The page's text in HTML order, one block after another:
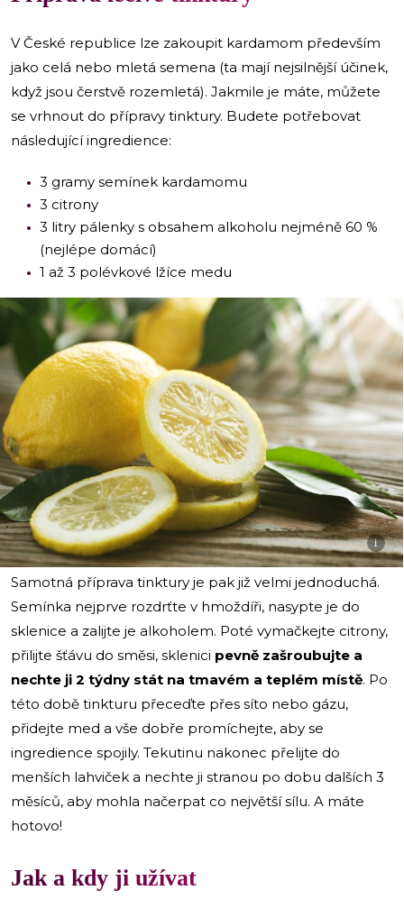
V České republice lze zakoupit kardamom především
jako celá nebo mletá semena (ta mají nejsilnější účinek,
když jsou čerstvě rozemletá). Jakmile je máte, můžete
se vrhnout do přípravy tinktury. Budete potřebovat
následující ingredience:
3 gramy semínek kardamomu
3 citrony
3 litry pálenky s obsahem alkoholu nejméně 60 %
(nejlépe domácí)
1 až 3 polévkové lžíce medu
i
Samotná příprava tinktury je pak již velmi jednoduchá.
Semínka nejprve rozdrťte v hmoždíři, nasypte je do
sklenice a zalijte je alkoholem. Poté vymačkejte citrony,
přilijte šťávu do směsi, sklenici pevně zašroubujte a
nechte ji 2 týdny stát na tmavém a teplém místě. Po
této době tinkturu přeceďte přes síto nebo gázu,
přidejte med a vše dobře promíchejte, aby se
ingredience spojily. Tekutinu nakonec přelijte do
menších lahviček a nechte ji stranou po dobu dalších 3
měsíců, aby mohla načerpat co největší sílu. A máte
hotovo!
Jak a kdy ji užívat